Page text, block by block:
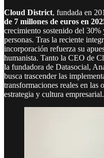
Cloud District, fundada en
de 7 millones de euros en
crecimiento sostenido del
personas. Tras la reciente
incorporación refuerza su
humanista. Tanto la CEO de
la fundadora de Datasocial,
busca trascender las
transformaciones reales en las
estrategia y cultura empresarial.